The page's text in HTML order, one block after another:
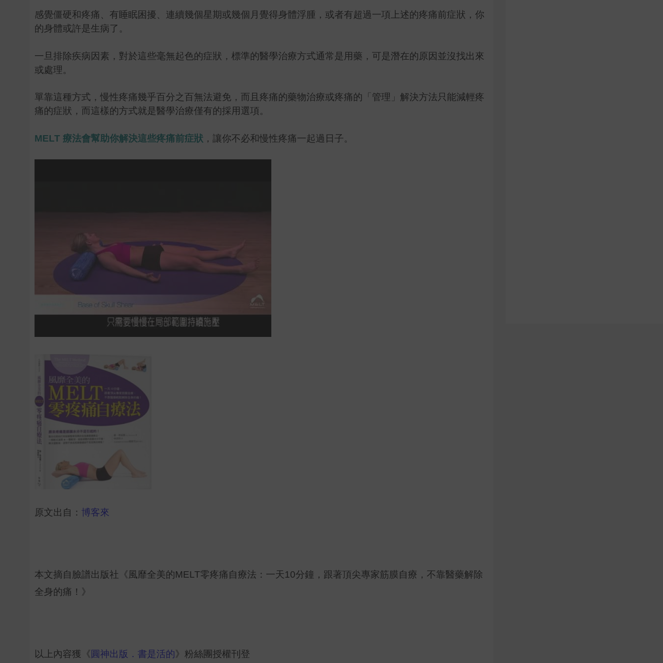
感覺僵硬和疼痛、有睡眠困擾、連續幾個星期或幾個月覺得身體浮腫，或者有超過一項上述的疼痛前症狀，你
的身體或許是生病了。
一旦排除疾病因素，對於這些毫無起色的症狀，標準的醫學治療方式通常是用藥，可是潛在的原因並沒找出來
或處理。
單靠這種方式，慢性疼痛幾乎百分之百無法避免，而且疼痛的藥物治療或疼痛的「管理」解決方法只能減輕疼
痛的症狀，而這樣的方式就是醫學治療僅有的採用選項。
MELT 療法會幫助你解決這些疼痛前症狀 ，讓你不必和慢性疼痛一起過日子。
原文出自： 博客來
本文摘自臉譜出版社《風靡全美的MELT零疼痛自療法：一天10分鐘，跟著頂尖專家筋膜自療，不靠醫藥解除
全身的痛！》
以上內容獲《 圓神出版．書是活的》粉絲團授權刊登